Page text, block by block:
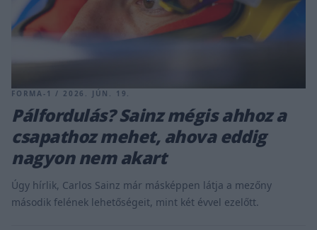
FORMA-1 / 2026. JÚN. 19.
Pálfordulás? Sainz mégis ahhoz a
csapathoz mehet, ahova eddig
nagyon nem akart
Úgy hírlik, Carlos Sainz már másképpen látja a mezőny
második felének lehetőségeit, mint két évvel ezelőtt.